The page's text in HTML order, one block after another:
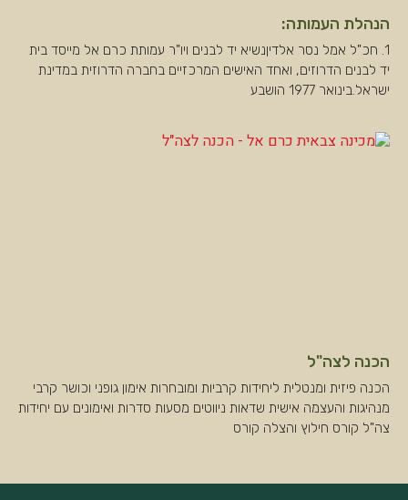
הנהלת העמותה:
1. חכ"ל אמל נסר אלדיןנשיא יד לבנים ויו"ר עמותת כרם אל מייסד בית
יד לבנים הדרוזים, ואחד האישים המרכזיים בחברה הדרוזית במדינת
ישראל.בינואר 1977 הושבע
הכנה לצה"ל
הכנה פיזית ומנטלית ליחידות קרביות ומובחרות אימון גופני וכושר קרבי
מנהיגות והעצמה אישית שדאות ניווטים מסעות סדרות ואימונים עם יחידות
צה"ל קורס חילוץ והצלה קורס